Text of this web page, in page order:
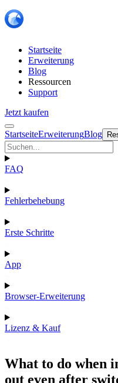
Startseite
Erweiterung
Blog
Ressourcen
Support
Jetzt kaufen
StartseiteErweiterungBlog
FAQ
Fehlerbehebung
Erste Schritte
App
Browser-Erweiterung
Lizenz & Kauf
What to do when
out even after